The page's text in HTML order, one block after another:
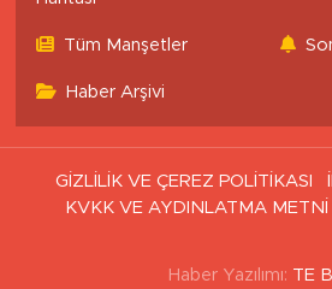
Tüm Manşetler
Haber Arşivi
GİZLİLİK VE ÇEREZ POLİTİKASI
KVKK VE AYDINLATMA METNİ
Haber Yazılımı: TE